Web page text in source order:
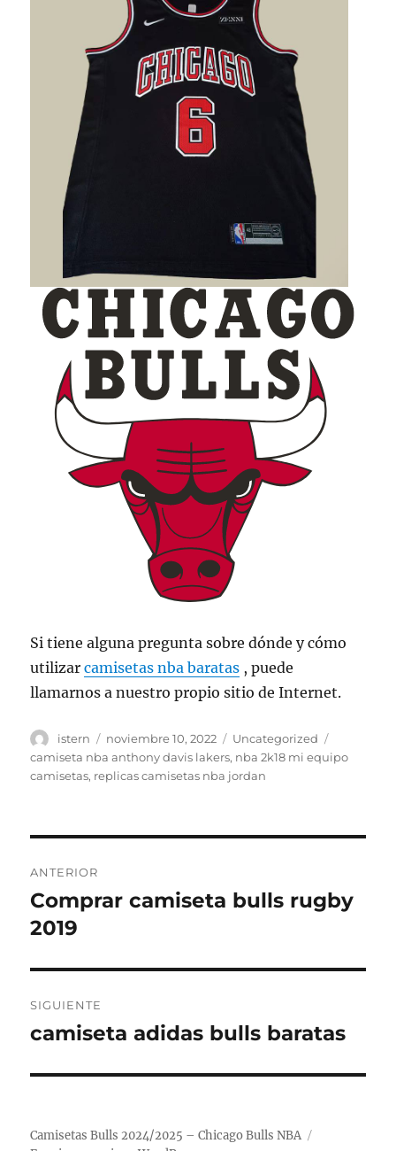
Si tiene alguna pregunta sobre dónde y cómo
utilizarcamisetas nba baratas , puede
llamarnos a nuestro propio sitio de Internet.
Autor
istern
Publicado
el
noviembre 10, 2022 Categorías
Uncategorized
camiseta nba anthony davis lakers, nba 2k18 mi equipo
camisetas, replicas camisetas nba jordan
de
entradas
ANTERIOR
Entrada
anterior:
Comprar camiseta bulls rugby
2019
SIGUIENTE
Entrada
camiseta adidas bulls baratas
Camisetas Bulls 2024/2025 – Chicago Bulls NBA